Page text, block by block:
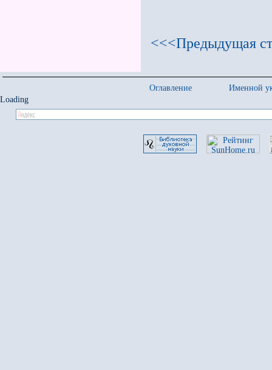
<<<Предыдущая
Оглавление
Именной
Loading